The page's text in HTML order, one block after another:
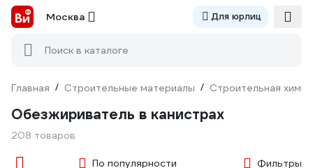
Москва Для юрлиц
Поиск в каталоге
Главная / Строительные материалы / Строительная химия
Обезжириватель в канистрах
208 товаров
По популярности Фильтры